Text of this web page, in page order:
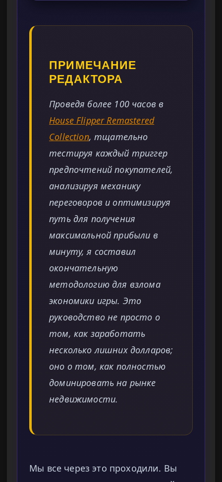
ПРИМЕЧАНИЕ
РЕДАКТОРА
Проведя более 100 часов в
House Flipper Remastered
Collection, тщательно
тестируя каждый триггер
предпочтений покупателей,
анализируя механику
переговоров и оптимизируя
путь для получения
максимальной прибыли в
минуту, я составил
окончательную
методологию для взлома
экономики игры. Это
руководство не просто о
том, как заработать
несколько лишних долларов;
оно о том, как полностью
доминировать на рынке
недвижимости.
Мы все через это проходили. Вы